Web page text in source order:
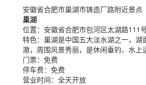
安徽省合肥市巢湖市铸造厂路附近景点
巢湖
位置： 安徽省合肥市包河区太湖路111
特色： 巢湖是中国五大淡水湖之一，湖
澈，周围风景秀丽，是休闲垂钓、水上
门票： 免费
停车费： 免费
营业时间： 全天开放